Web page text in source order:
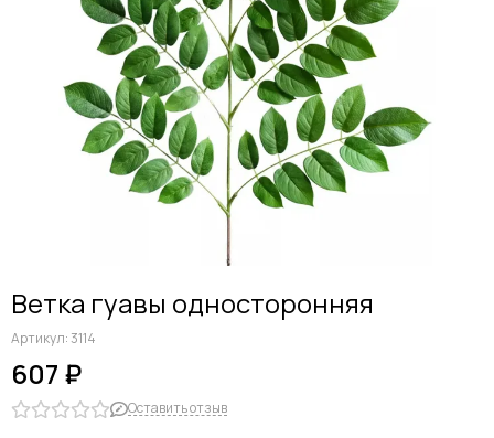
Ветка гуавы односторонняя
Артикул:3114
607 ₽
Оставить отзыв